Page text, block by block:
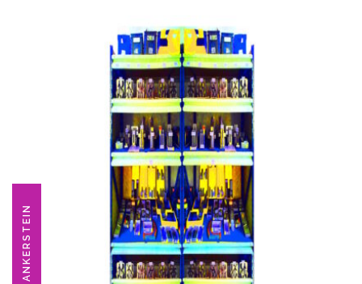
ANKERSTEIN